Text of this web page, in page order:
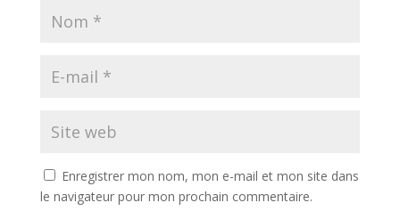
Enregistrer mon nom, mon e-mail et mon site dans
le navigateur pour mon prochain commentaire.